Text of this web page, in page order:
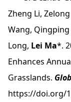
Zheng Li,
Wang, Qingping
Long, Lei Ma*.
Enhances
Grasslands.
https://doi.org/